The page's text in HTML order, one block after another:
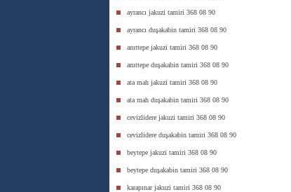
ayrancı jakuzi tamiri 368 08 90
ayrancı duşakabin tamiri 368 08 90
anıttepe jakuzi tamiri 368 08 90
anıttepe duşakabin tamiri 368 08 90
ata mah jakuzi tamiri 368 08 90
ata mah duşakabin tamiri 368 08 90
cevizlidere jakuzi tamiri 368 08 90
cevizlidere duşakabin tamiri 368 08 90
beytepe jakuzi tamiri 368 08 90
beytepe duşakabin tamiri 368 08 90
karapınar jakuzi tamiri 368 08 90